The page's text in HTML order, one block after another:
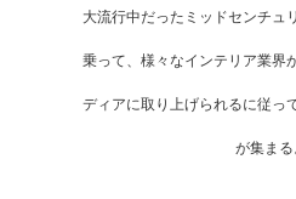
大流行中だったミッドセンチュ
乗って、様々なインテリア業界
ディアに取り上げられるに従っ
が集まる